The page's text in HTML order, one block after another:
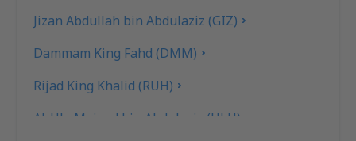
Jizan Abdullah bin Abdulaziz (GIZ)
Dammam King Fahd (DMM)
Rijad King Khalid (RUH)
Al-Ula Majeed bin Abdulaziz (ULH)